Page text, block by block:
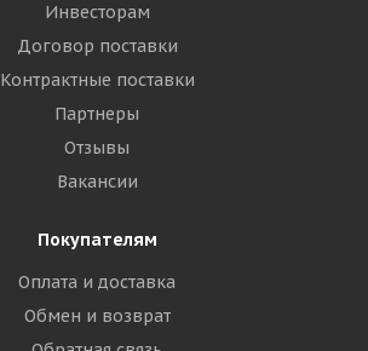
Инвесторам
Договор поставки
Контрактные поставки
Партнеры
Отзывы
Вакансии
Покупателям
Оплата и доставка
Обмен и возврат